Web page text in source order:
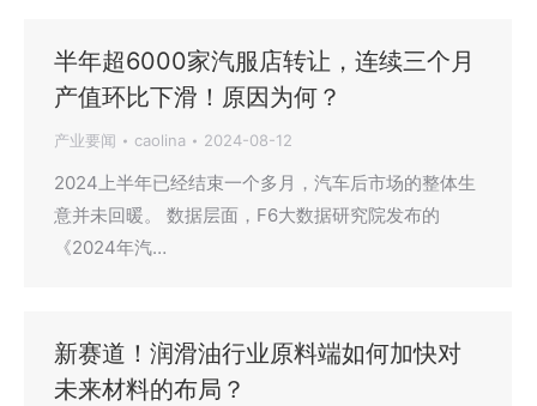
半年超6000家汽服店转让，连续三个月
产值环比下滑！原因为何？
产业要闻 caolina 2024-08-12
2024上半年已经结束一个多月，汽车后市场的整体生
意并未回暖。 数据层面，F6大数据研究院发布的
《2024年汽…
新赛道！润滑油行业原料端如何加快对
未来材料的布局？